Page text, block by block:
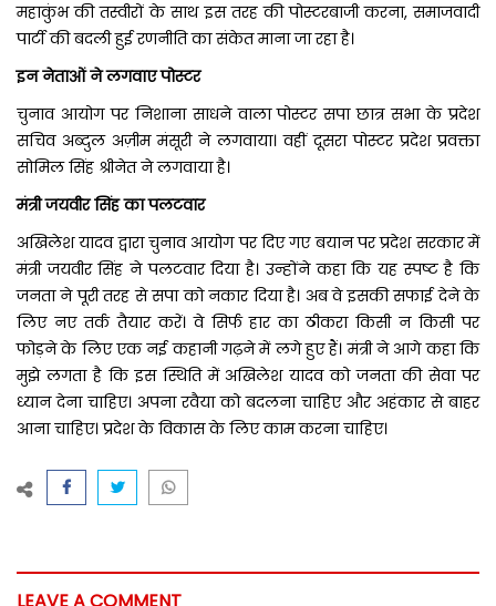
महाकुंभ की तस्वीरों के साथ इस तरह की पोस्टरबाजी करना, समाजवादी
पार्टी की बदली हुई रणनीति का संकेत माना जा रहा है।
इन नेताओं ने लगवाए पोस्टर
चुनाव आयोग पर निशाना साधने वाला पोस्टर सपा छात्र सभा के प्रदेश
सचिव अब्दुल अज़ीम मंसूरी ने लगवाया। वहीं दूसरा पोस्टर प्रदेश प्रवक्ता
सोमिल सिंह श्रीनेत ने लगवाया है।
मंत्री जयवीर सिंह का पलटवार
अखिलेश यादव द्वारा चुनाव आयोग पर दिए गए बयान पर प्रदेश सरकार में
मंत्री जयवीर सिंह ने पलटवार दिया है। उन्होंने कहा कि यह स्पष्ट है कि
जनता ने पूरी तरह से सपा को नकार दिया है। अब वे इसकी सफाई देने के
लिए नए तर्क तैयार करें। वे सिर्फ हार का ठीकरा किसी न किसी पर
फोड़ने के लिए एक नई कहानी गढ़ने में लगे हुए हैं।मंत्री ने आगे कहा कि
मुझे लगता है कि इस स्थिति में अखिलेश यादव को जनता की सेवा पर
ध्यान देना चाहिए। अपना रवैया को बदलना चाहिए और अहंकार से बाहर
आना चाहिए। प्रदेश के विकास के लिए काम करना चाहिए।